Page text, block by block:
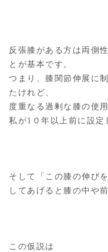
反張膝がある方は両側
とが基本です。
つまり、膝関節伸展に
たけれど、
度重なる過剰な膝の使
私が1０年以上前に設定
そして「この膝の伸び
してあげると膝の中や
この仮説は